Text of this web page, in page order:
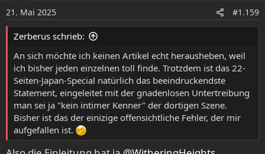
o
n
e
n
21. Mai 2025 #1.159
Zerberus schrieb:
An sich möchte ich keinen Artikel echt herausheben, weil
ich bisher jeden einzelnen toll finde. Trotzdem ist das 22-
Seiten-Japan-Special natürlich das beeindruckendste
Statement, eingeleitet mit der gnadenlosen Untertreibung
man sei ja "kein intimer Kenner" der dortigen Szene.
Bisher ist das der einizige offensichtliche Fehler, der mir
aufgefallen ist.